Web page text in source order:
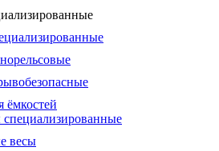
ёмкостей
специализированные
весы